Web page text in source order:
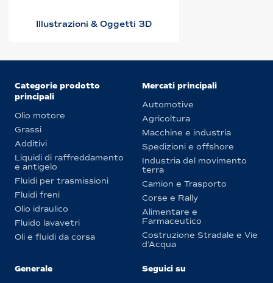
Illustrazioni & Oggetti 3D
Categorie prodotto
principali
Olio motore
Grassi
Additivi
Liquidi di raffreddamento
e antigelo
Fluidi per trasmissioni
Fluidi freni
Olio idraulico
Fluido lavavetri
Oli e fluidi da corsa
Mercati principali
Automotive
Agricoltura
Macchine e industria
Spedizioni e offshore
Industria del movimento
terra
Camion e Trasporto
Corse e Rally
Alimentare e
Farmaceutico
Costruzione Stradale e Vie
d’Acqua
Generale
Seguici su